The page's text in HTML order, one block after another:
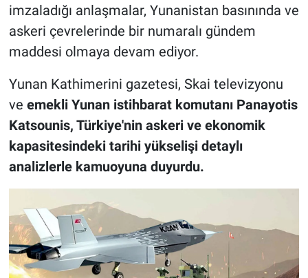
imzaladığı anlaşmalar, Yunanistan basınında ve
askeri çevrelerinde bir numaralı gündem
maddesi olmaya devam ediyor.
Yunan Kathimerini gazetesi, Skai televizyonu
ve emekli Yunan istihbarat komutanı Panayotis
Katsounis, Türkiye'nin askeri ve ekonomik
kapasitesindeki tarihi yükselişi detaylı
analizlerle kamuoyuna duyurdu.